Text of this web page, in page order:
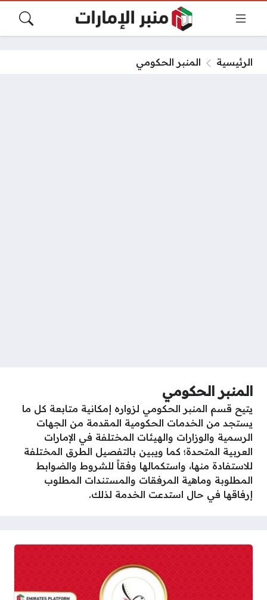
الرئيسية المنبر الحكومي
المنبر الحكومي
يتيح قسم المنبر الحكومي لزواره إمكانية متابعة كل ما
يستجد من الخدمات الحكومية المقدمة من الجهات
الرسمية والوزارات والهيئات المختلفة في الإمارات
العربية المتحدة؛ كما ويبين بالتفصيل الطرق المختلفة
للاستفادة منها، واستكمالها وفقاً للشروط والضوابط
المطلوبة وماهية المرفقات والمستندات المطلوب
إرفاقها في حال استدعت الخدمة لذلك.